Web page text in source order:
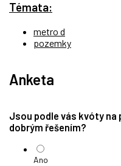
Témata:
metro d
pozemky
Anketa
Jsou podle vás kvóty na
dobrým řešením?
Ano